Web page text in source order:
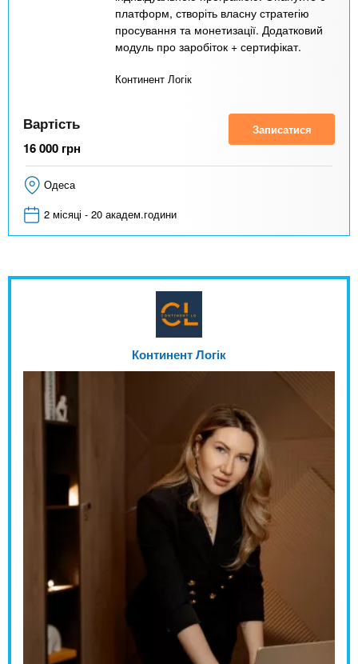
платформ, створіть власну стратегію
просування та монетизації. Додатковий
модуль про заробіток + сертифікат.
Континент Логік
Вартість
16 000 грн
Записатися
Одеса
2 місяці - 20 академ.години
Континент Логік